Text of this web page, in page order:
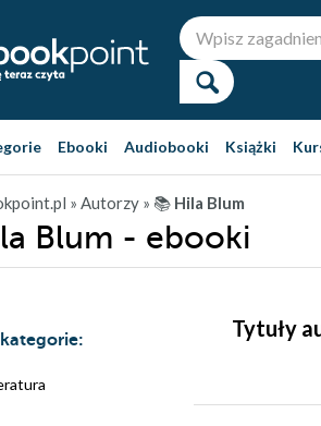
Ebooki Audiobooki Książki
» Autorzy » 📚 Hila Blum
Blum - ebooki
Tytuły